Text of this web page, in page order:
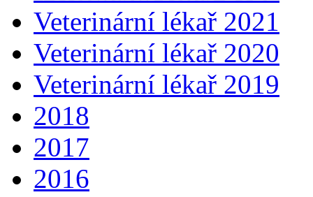
Veterinární lékař 2021
Veterinární lékař 2020
Veterinární lékař 2019
2018
2017
2016